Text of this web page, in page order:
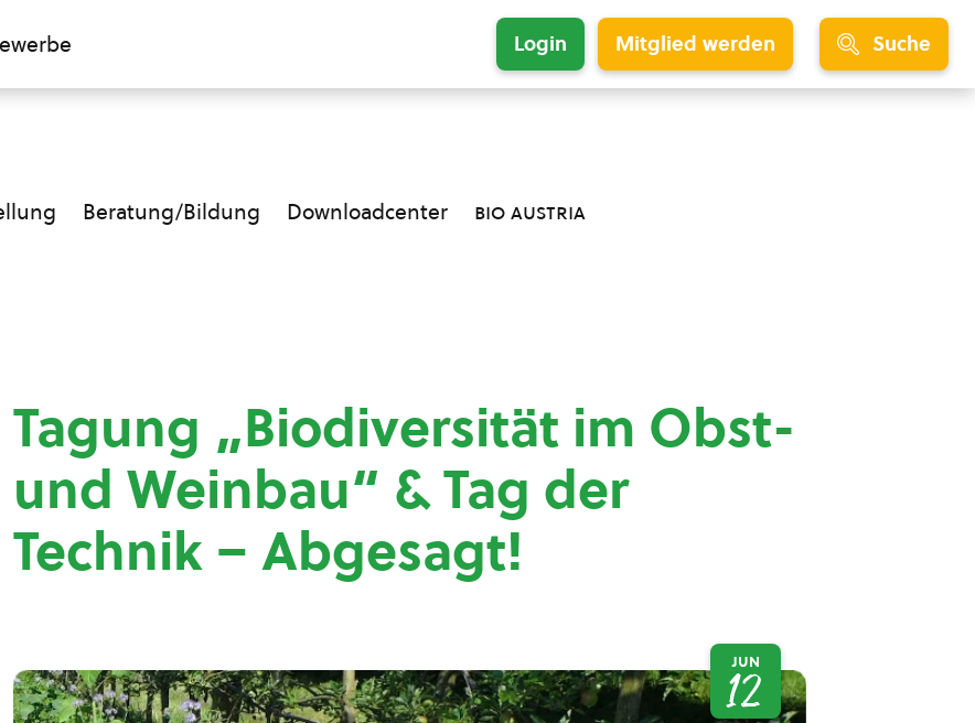
Login Mitglied werden Suche
Beratung/Bildung Downloadcenter bio austria
Tagung „Biodiversität im Obst-
und Weinbau“ & Tag der
Technik – Abgesagt!
JUN
12